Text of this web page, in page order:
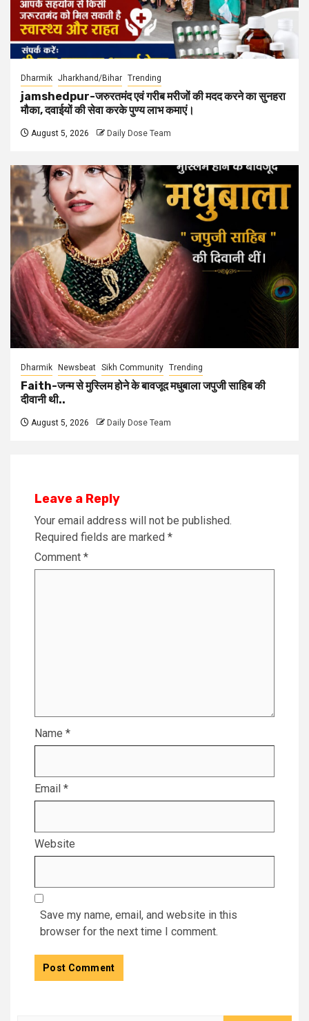
Dharmik Jharkhand/Bihar Trending
jamshedpur-जरुरतमंद एवं गरीब मरीजों की मदद करने का सुनहरा
मौका, दवाईयों की सेवा करके पुण्य लाभ कमाएं।
August 5, 2026 Daily Dose Team
Dharmik Newsbeat Sikh Community Trending
Faith-जन्म से मुस्लिम होने के बावजूद मधुबाला जपुजी साहिब की
दीवानी थी..
August 5, 2026 Daily Dose Team
Leave a Reply
Your email address will not be published.
Required fields are marked *
Comment *
Name *
Email *
Website
Save my name, email, and website in this
browser for the next time I comment.